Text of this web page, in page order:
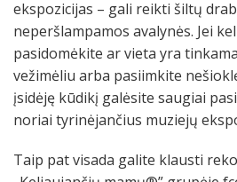
ekspozicijas – gali reikti šiltų
neperšlampamos avalynės. Jei
pasidomėkite ar vieta yra
vežimėliu arba pasiimkite
įsidėję kūdikį galėsite saugiai
noriai tyrinėjančius muziejų
Taip pat visada galite klausti